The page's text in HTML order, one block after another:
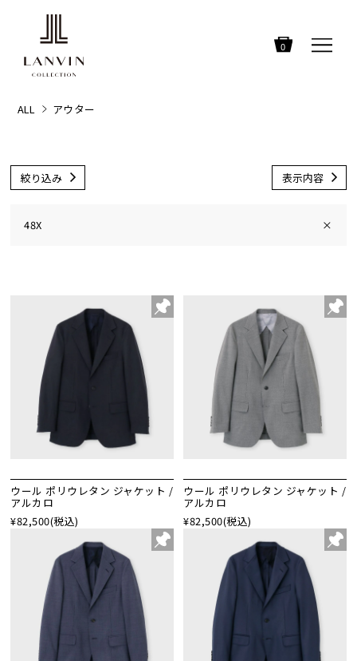
0
ALL アウター
絞り込み 表示内容
48X ×
ウール ポリウレタン ジャケット /
アルカロ
¥82,500(税込)
ウール ポリウレタン ジャケット /
アルカロ
¥82,500(税込)